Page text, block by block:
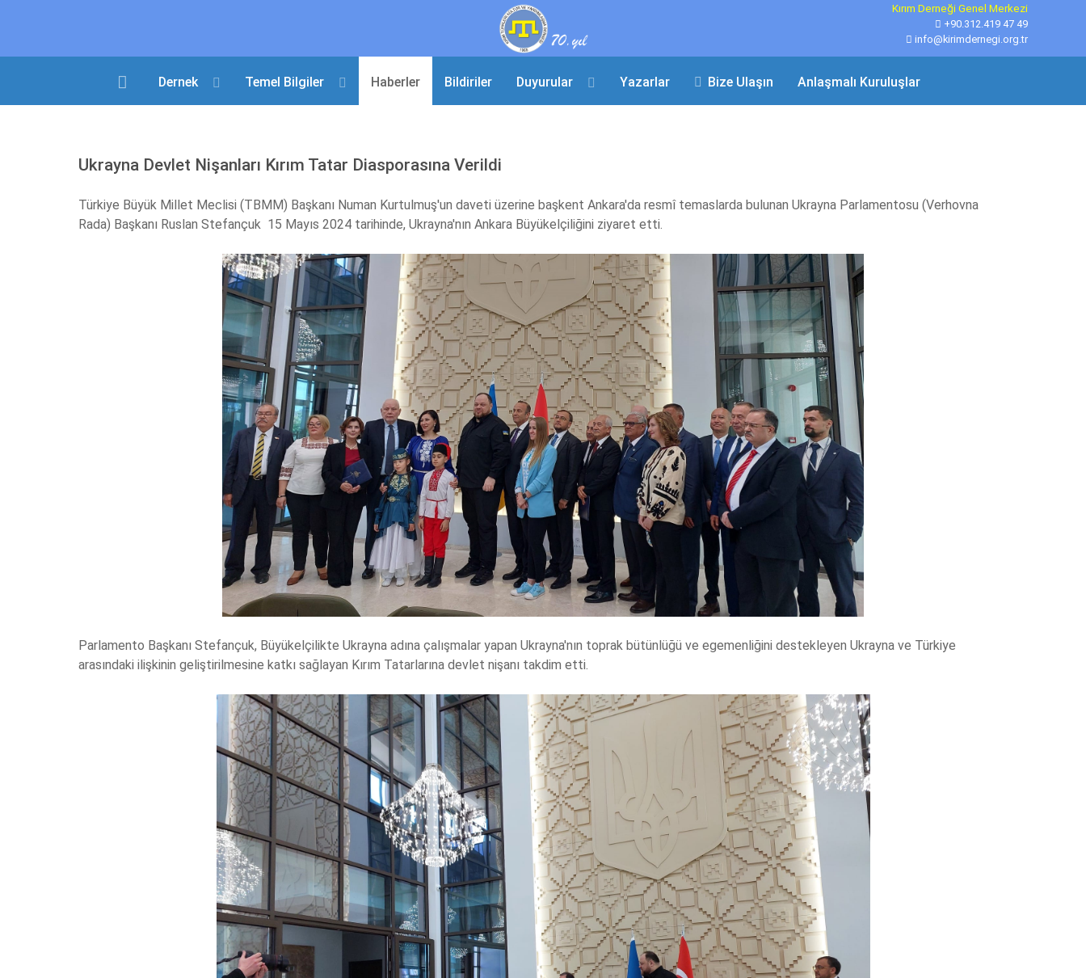
Kırım Derneği Genel Merkezi
+90.312.419 47 49
info@kirimdernegi.org.tr
Dernek Temel Bilgiler Haberler Bildiriler Duyurular Yazarlar Bize Ulaşın Anlaşmalı Kuruluşlar
Ukrayna Devlet Nişanları Kırım Tatar Diasporasına Verildi
Türkiye Büyük Millet Meclisi (TBMM) Başkanı Numan Kurtulmuş'un daveti üzerine başkent Ankara'da resmî temaslarda bulunan Ukrayna Parlamentosu (Verhovna
Rada) Başkanı Ruslan Stefançuk 15 Mayıs 2024 tarihinde, Ukrayna'nın Ankara Büyükelçiliğini ziyaret etti.
Parlamento Başkanı Stefançuk, Büyükelçilikte Ukrayna adına çalışmalar yapan Ukrayna'nın toprak bütünlüğü ve egemenliğini destekleyen Ukrayna ve Türkiye
arasındaki ilişkinin geliştirilmesine katkı sağlayan Kırım Tatarlarına devlet nişanı takdim etti.